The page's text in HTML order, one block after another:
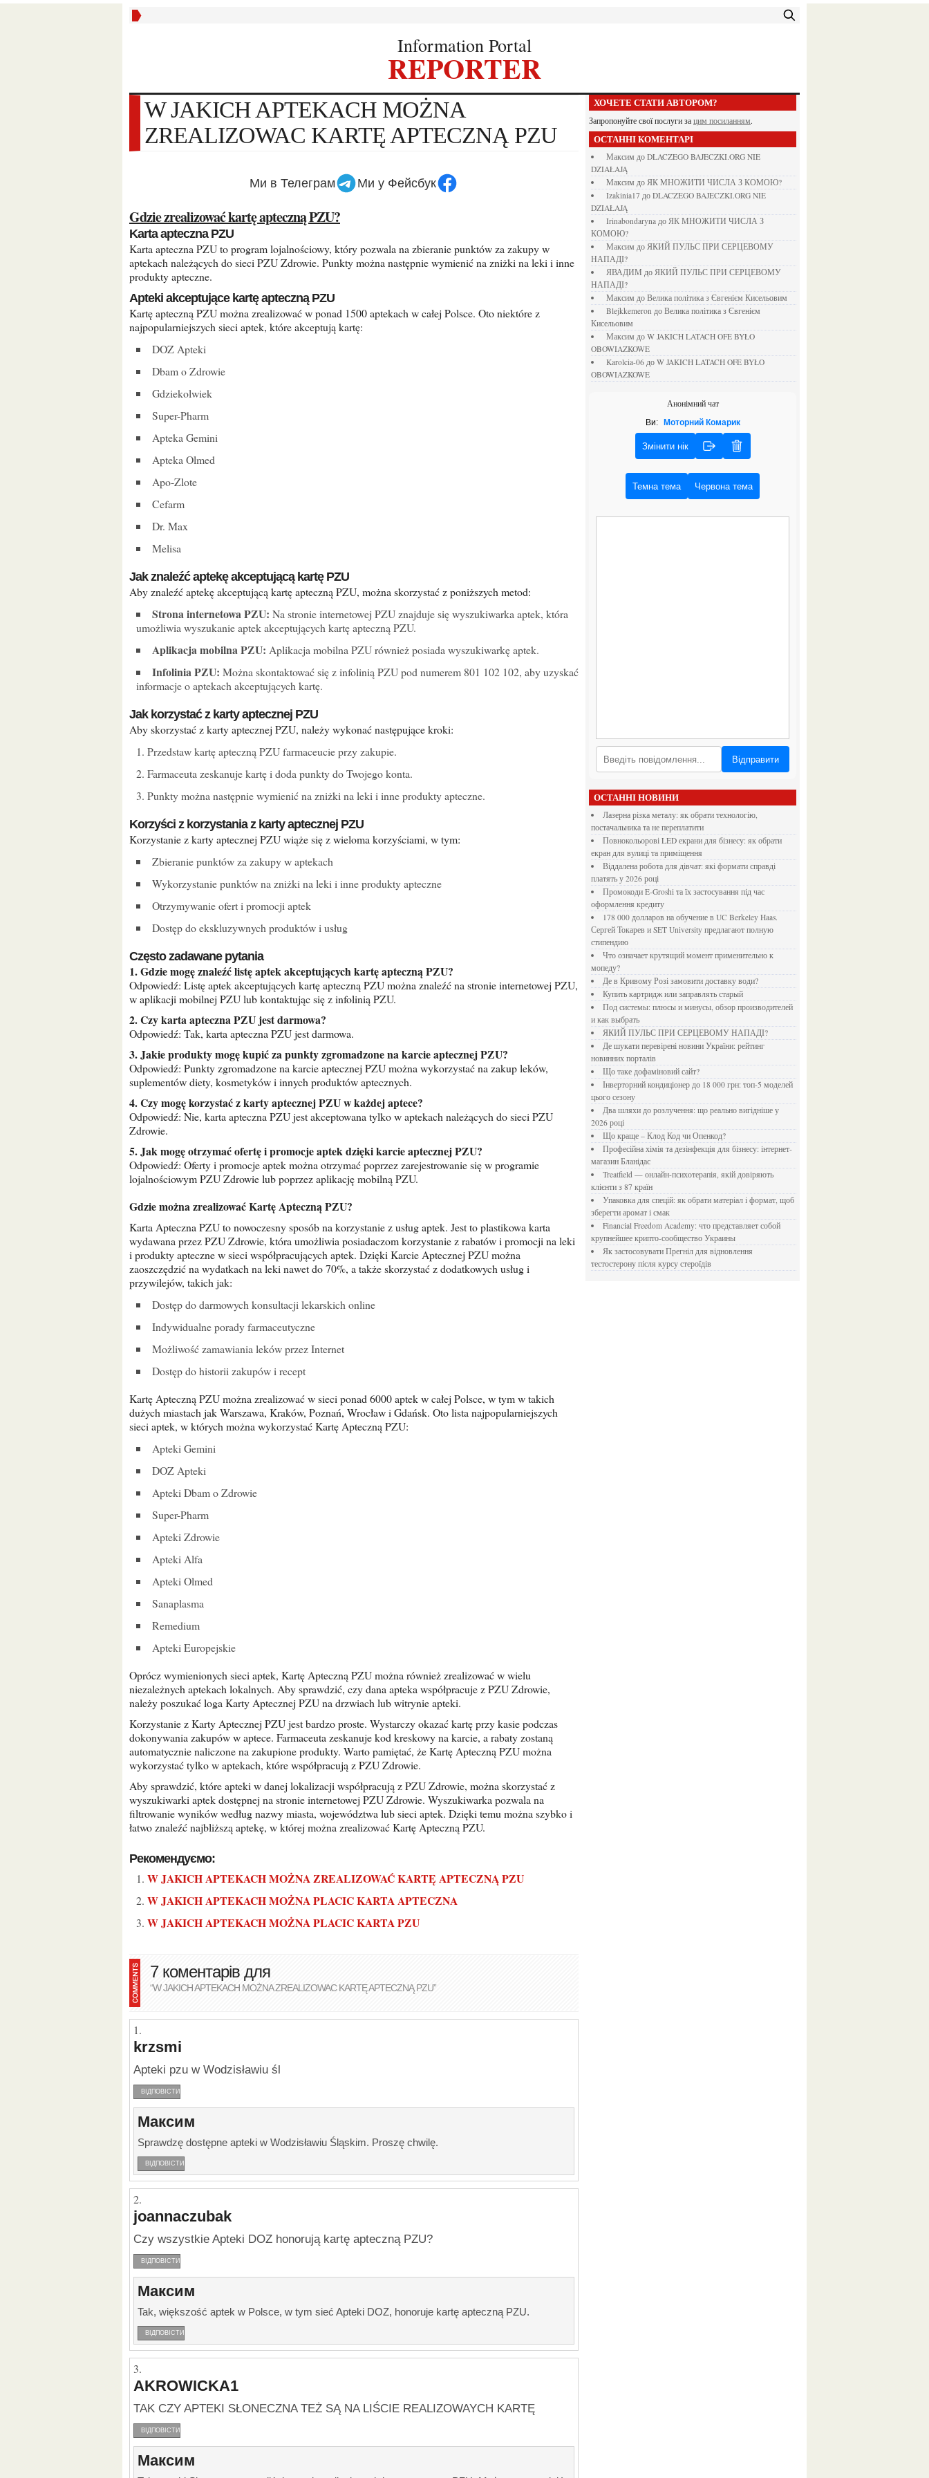
Information Portal
REPORTER
W JAKICH APTEKACH MOŻNA
ZREALIZOWAC KARTĘ APTECZNĄ PZU
Ми в Телеграм Ми у Фейсбук
Gdzie zrealizować kartę apteczną PZU?
Karta apteczna PZU
Karta apteczna PZU to program lojalnościowy, który pozwala na zbieranie punktów za zakupy w
aptekach należących do sieci PZU Zdrowie. Punkty można następnie wymienić na zniżki na leki i inne
produkty apteczne.
Apteki akceptujące kartę apteczną PZU
Kartę apteczną PZU można zrealizować w ponad 1500 aptekach w całej Polsce. Oto niektóre z
najpopularniejszych sieci aptek, które akceptują kartę:
DOZ Apteki
Dbam o Zdrowie
Gdziekolwiek
Super-Pharm
Apteka Gemini
Apteka Olmed
Apo-Zlote
Cefarm
Dr. Max
Melisa
Jak znaleźć aptekę akceptującą kartę PZU
Aby znaleźć aptekę akceptującą kartę apteczną PZU, można skorzystać z poniższych metod:
Strona internetowa PZU: Na stronie internetowej PZU znajduje się wyszukiwarka aptek, która
umożliwia wyszukanie aptek akceptujących kartę apteczną PZU.
Aplikacja mobilna PZU: Aplikacja mobilna PZU również posiada wyszukiwarkę aptek.
Infolinia PZU: Można skontaktować się z infolinią PZU pod numerem 801 102 102, aby uzyskać
informacje o aptekach akceptujących kartę.
Jak korzystać z karty aptecznej PZU
Aby skorzystać z karty aptecznej PZU, należy wykonać następujące kroki:
Przedstaw kartę apteczną PZU farmaceucie przy zakupie.
Farmaceuta zeskanuje kartę i doda punkty do Twojego konta.
Punkty można następnie wymienić na zniżki na leki i inne produkty apteczne.
Korzyści z korzystania z karty aptecznej PZU
Korzystanie z karty aptecznej PZU wiąże się z wieloma korzyściami, w tym:
Zbieranie punktów za zakupy w aptekach
Wykorzystanie punktów na zniżki na leki i inne produkty apteczne
Otrzymywanie ofert i promocji aptek
Dostęp do ekskluzywnych produktów i usług
Często zadawane pytania
1. Gdzie mogę znaleźć listę aptek akceptujących kartę apteczną PZU?
Odpowiedź: Listę aptek akceptujących kartę apteczną PZU można znaleźć na stronie internetowej PZU,
w aplikacji mobilnej PZU lub kontaktując się z infolinią PZU.
2. Czy karta apteczna PZU jest darmowa?
Odpowiedź: Tak, karta apteczna PZU jest darmowa.
3. Jakie produkty mogę kupić za punkty zgromadzone na karcie aptecznej PZU?
Odpowiedź: Punkty zgromadzone na karcie aptecznej PZU można wykorzystać na zakup leków,
suplementów diety, kosmetyków i innych produktów aptecznych.
4. Czy mogę korzystać z karty aptecznej PZU w każdej aptece?
Odpowiedź: Nie, karta apteczna PZU jest akceptowana tylko w aptekach należących do sieci PZU
Zdrowie.
5. Jak mogę otrzymać ofertę i promocje aptek dzięki karcie aptecznej PZU?
Odpowiedź: Oferty i promocje aptek można otrzymać poprzez zarejestrowanie się w programie
lojalnościowym PZU Zdrowie lub poprzez aplikację mobilną PZU.
Gdzie można zrealizować Kartę Apteczną PZU?
Karta Apteczna PZU to nowoczesny sposób na korzystanie z usług aptek. Jest to plastikowa karta
wydawana przez PZU Zdrowie, która umożliwia posiadaczom korzystanie z rabatów i promocji na leki
i produkty apteczne w sieci współpracujących aptek. Dzięki Karcie Aptecznej PZU można
zaoszczędzić na wydatkach na leki nawet do 70%, a także skorzystać z dodatkowych usług i
przywilejów, takich jak:
Dostęp do darmowych konsultacji lekarskich online
Indywidualne porady farmaceutyczne
Możliwość zamawiania leków przez Internet
Dostęp do historii zakupów i recept
Kartę Apteczną PZU można zrealizować w sieci ponad 6000 aptek w całej Polsce, w tym w takich
dużych miastach jak Warszawa, Kraków, Poznań, Wrocław i Gdańsk. Oto lista najpopularniejszych
sieci aptek, w których można wykorzystać Kartę Apteczną PZU:
Apteki Gemini
DOZ Apteki
Apteki Dbam o Zdrowie
Super-Pharm
Apteki Zdrowie
Apteki Alfa
Apteki Olmed
Sanaplasma
Remedium
Apteki Europejskie
Oprócz wymienionych sieci aptek, Kartę Apteczną PZU można również zrealizować w wielu
niezależnych aptekach lokalnych. Aby sprawdzić, czy dana apteka współpracuje z PZU Zdrowie,
należy poszukać loga Karty Aptecznej PZU na drzwiach lub witrynie apteki.
Korzystanie z Karty Aptecznej PZU jest bardzo proste. Wystarczy okazać kartę przy kasie podczas
dokonywania zakupów w aptece. Farmaceuta zeskanuje kod kreskowy na karcie, a rabaty zostaną
automatycznie naliczone na zakupione produkty. Warto pamiętać, że Kartę Apteczną PZU można
wykorzystać tylko w aptekach, które współpracują z PZU Zdrowie.
Aby sprawdzić, które apteki w danej lokalizacji współpracują z PZU Zdrowie, można skorzystać z
wyszukiwarki aptek dostępnej na stronie internetowej PZU Zdrowie. Wyszukiwarka pozwala na
filtrowanie wyników według nazwy miasta, województwa lub sieci aptek. Dzięki temu można szybko i
łatwo znaleźć najbliższą aptekę, w której można zrealizować Kartę Apteczną PZU.
Рекомендуємо:
W JAKICH APTEKACH MOŻNA ZREALIZOWAĆ KARTĘ APTECZNĄ PZU
W JAKICH APTEKACH MOŻNA PLACIC KARTA APTECZNA
W JAKICH APTEKACH MOŻNA PLACIC KARTA PZU
7 коментарів для
“W JAKICH APTEKACH MOŻNA ZREALIZOWAC KARTĘ APTECZNĄ PZU”
krzsmi
apteki pzu w Wodzisławiu śl
ВІДПОВІСТИ
Максим
Sprawdzę dostępne apteki w Wodzisławiu Śląskim. Proszę chwilę.
ВІДПОВІСТИ
joannaczubak
Czy wszystkie Apteki DOZ honorują kartę apteczną PZU?
ВІДПОВІСТИ
Максим
Tak, większość aptek w Polsce, w tym sieć Apteki DOZ, honoruje kartę apteczną PZU.
ВІДПОВІСТИ
AKROWICKA1
TAK CZY APTEKI SŁONECZNA TEŻ SĄ NA LIŚCIE REALIZOWAYCH KARTĘ
ВІДПОВІСТИ
Максим
ХОЧЕТЕ СТАТИ АВТОРОМ?
Запропонуйте свої послуги за цим посиланням.
ОСТАННІ КОМЕНТАРІ
Максим до DLACZEGO BAJECZKI.ORG NIE
DZIAŁAJĄ
Максим до ЯК МНОЖИТИ ЧИСЛА З КОМОЮ?
izakinia17 до DLACZEGO BAJECZKI.ORG NIE
DZIAŁAJĄ
irinabondarynaдо ЯК МНОЖИТИ ЧИСЛА З
КОМОЮ?
Максим до ЯКИЙ ПУЛЬС ПРИ СЕРЦЕВОМУ
НАПАДІ?
ЯВАДИМ до ЯКИЙ ПУЛЬС ПРИ СЕРЦЕВОМУ
НАПАДІ?
Максим до Велика політика з Євгенієм Кисельовим
blejkkemeronдо Велика політика з Євгенієм
Кисельовим
Максим до W JAKICH LATACH OFE BYŁO
OBOWIAZKOWE
karolcia-06до W JAKICH LATACH OFE BYŁO
OBOWIAZKOWE
Анонімний чат
Ви: Моторний Комарик
Змінити нік
Темна тема Червона тема
Відправити
ОСТАННІ НОВИНИ
Лазерна різка металу: як обрати технологію,
постачальника та не переплатити
Повнокольорові LED екрани для бізнесу: як обрати
екран для вулиці та приміщення
Віддалена робота для дівчат: які формати справді
платять у 2026 році
Промокоди E-Groshi та їх застосування під час
оформлення кредиту
178 000 долларов на обучение в UC Berkeley Haas.
Сергей Токарев и SET University предлагают полную
стипендию
Что означает крутящий момент применительно к
мопеду?
Де в Кривому Розі замовити доставку води?
Купить картридж или заправлять старый
Под системы: плюсы и минусы, обзор производителей
и как выбрать
ЯКИЙ ПУЛЬС ПРИ СЕРЦЕВОМУ НАПАДІ?
Де шукати перевірені новини України: рейтинг
новинних порталів
Що таке дофаміновий сайт?
Інверторний кондиціонер до 18 000 грн: топ-5 моделей
цього сезону
Два шляхи до розлучення: що реально вигідніше у
2026 році
Що краще – Клод Код чи Опенкод?
Професійна хімія та дезінфекція для бізнесу: інтернет-
магазин Бланідас
Treatfield — онлайн-психотерапія, якій довіряють
клієнти з 87 країн
Упаковка для спецій: як обрати матеріал і формат, щоб
зберегти аромат і смак
Financial Freedom Academy: что представляет собой
крупнейшее крипто-сообщество Украины
Як застосовувати Прегніл для відновлення
тестостерону після курсу стероїдів